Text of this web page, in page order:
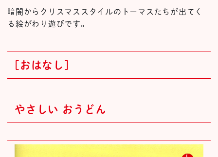
暗闇からクリスマススタイルのトーマスたちが出てく
る絵がわり遊びです。
[おはなし]
やさしい おうどん